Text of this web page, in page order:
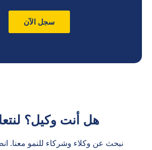
سجل الآن
هل أنت وكيل؟
نبحث عن وكلاء وشركاء للنمو معنا.